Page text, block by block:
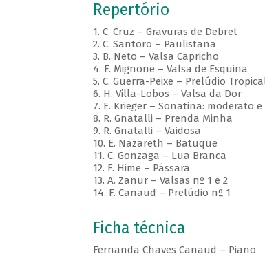
Repertório
1. C. Cruz – Gravuras de Debret
2. C. Santoro – Paulistana
3. B. Neto – Valsa Capricho
4. F. Mignone – Valsa de Esquina
5. C. Guerra-Peixe – Prelúdio
6. H. Villa-Lobos – Valsa da Dor
7. E. Krieger – Sonatina: moderato
8. R. Gnatalli – Prenda Minha
9. R. Gnatalli – Vaidosa
10. E. Nazareth – Batuque
11. C. Gonzaga – Lua Branca
12. F. Hime – Pássara
13. A. Zanur – Valsas nº 1 e 2
14. F. Canaud – Prelúdio nº 1
Ficha técnica
Fernanda Chaves Canaud – Piano